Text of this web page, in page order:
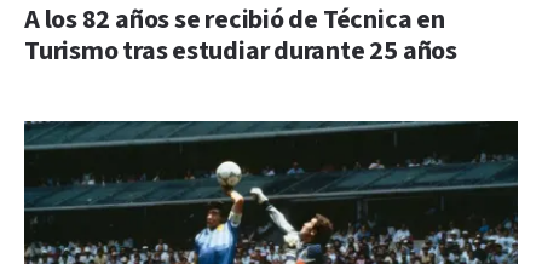
A los 82 años se recibió de Técnica en
Turismo tras estudiar durante 25 años